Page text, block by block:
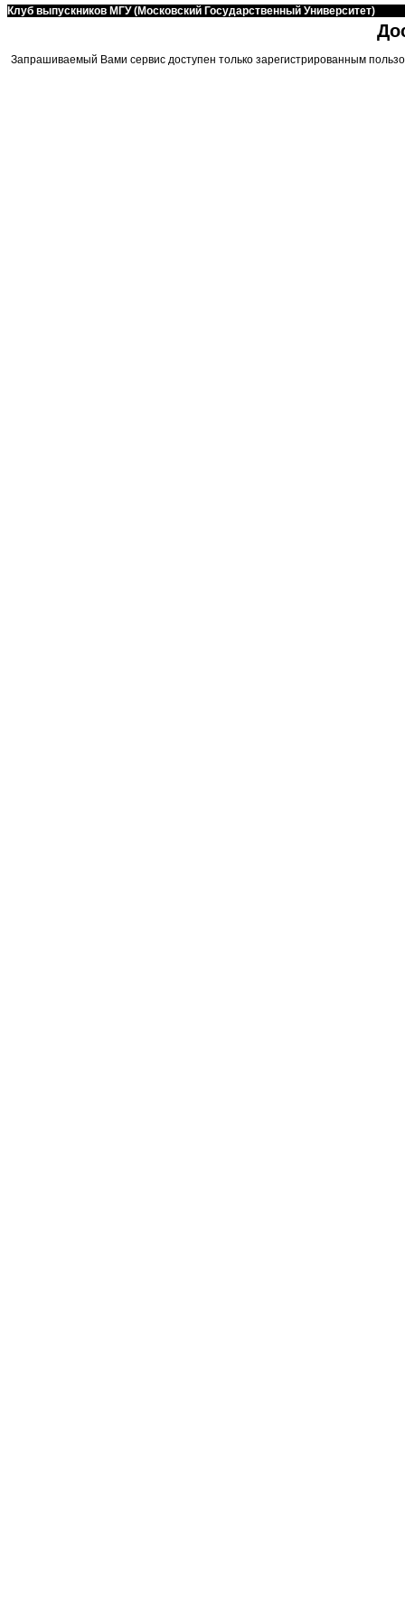
Клуб выпускников МГУ (Московский Государственный Университет)
Запрашиваемый Вами сервис доступен только зарегистрированным